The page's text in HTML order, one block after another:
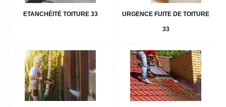
ETANCHÉITÉ TOITURE 33 URGENCE FUITE DE TOITURE
33